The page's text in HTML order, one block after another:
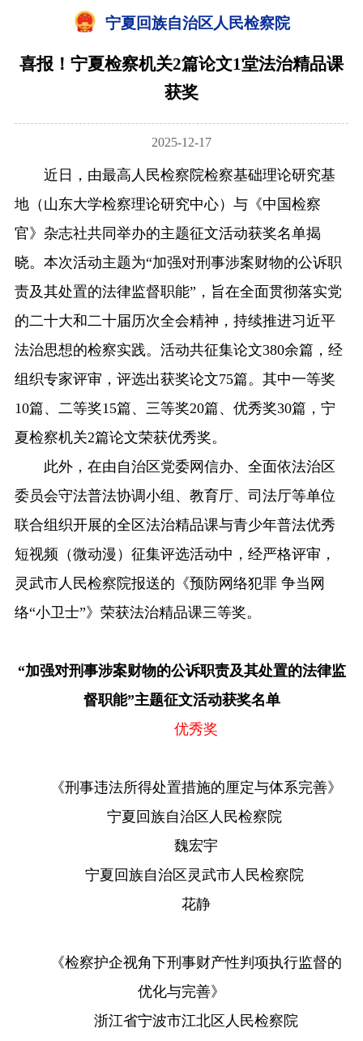
宁夏回族自治区人民检察院
喜报！宁夏检察机关2篇论文1堂法治精品课
获奖
2025-12-17
近日，由最高人民检察院检察基础理论研究基
地（山东大学检察理论研究中心）与《中国检察
官》杂志社共同举办的主题征文活动获奖名单揭
晓。本次活动主题为“加强对刑事涉案财物的公诉职
责及其处置的法律监督职能”，旨在全面贯彻落实党
的二十大和二十届历次全会精神，持续推进习近平
法治思想的检察实践。活动共征集论文380余篇，经
组织专家评审，评选出获奖论文75篇。其中一等奖
10篇、二等奖15篇、三等奖20篇、优秀奖30篇，宁
夏检察机关2篇论文荣获优秀奖。
此外，在由自治区党委网信办、全面依法治区
委员会守法普法协调小组、教育厅、司法厅等单位
联合组织开展的全区法治精品课与青少年普法优秀
短视频（微动漫）征集评选活动中，经严格评审，
灵武市人民检察院报送的《预防网络犯罪 争当网
络“小卫士”》荣获法治精品课三等奖。
“加强对刑事涉案财物的公诉职责及其处置的法律监
督职能”主题征文活动获奖名单
优秀奖
《刑事违法所得处置措施的厘定与体系完善》
宁夏回族自治区人民检察院
魏宏宇
宁夏回族自治区灵武市人民检察院
花静
《检察护企视角下刑事财产性判项执行监督的
优化与完善》
浙江省宁波市江北区人民检察院